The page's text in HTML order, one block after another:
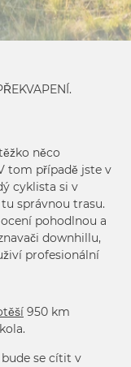
něco
tom případě jste v
cyklista si v
správnou trasu.
pohodlnou a
downhillu,
profesionální
950 km
se cítit v